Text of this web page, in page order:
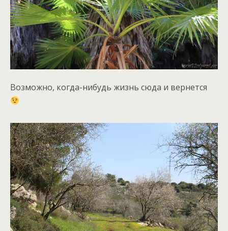
Возможно, когда-нибудь жизнь сюда и вернется